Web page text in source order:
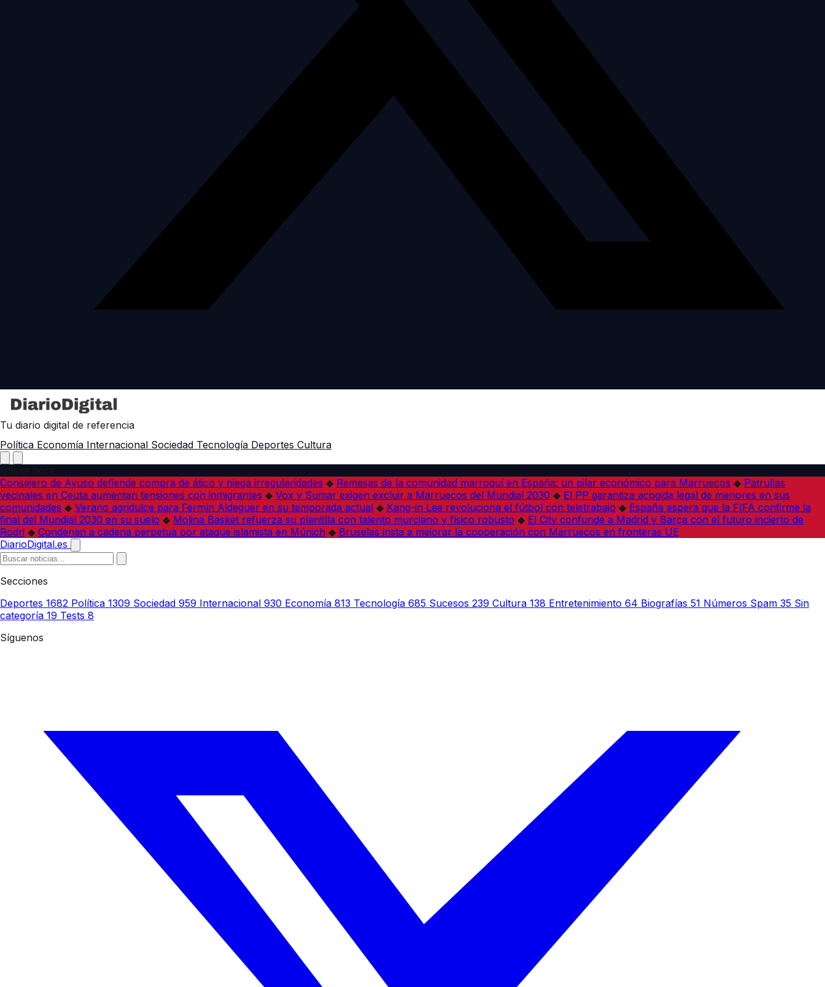
Tu diario digital de referencia
Política Economía Internacional Sociedad Tecnología Deportes Cultura
Consejero de Ayuso defiende compra de ático y niega irregularidades ◆ Remesas de la comunidad marroquí en España: un pilar económico para Marruecos ◆ Patrullas
vecinales en Ceuta aumentan tensiones con inmigrantes ◆ Vox y Sumar exigen excluir a Marruecos del Mundial 2030 ◆ El PP garantiza acogida legal de menores en sus
comunidades ◆ Verano agridulce para Fermín Aldeguer en su temporada actual ◆ Kang-in Lee revoluciona el fútbol con teletrabajo ◆ España espera que la FIFA confirme la
final del Mundial 2030 en su suelo ◆ Molina Basket refuerza su plantilla con talento murciano y físico robusto ◆ El City confunde a Madrid y Barça con el futuro incierto de
Rodri ◆ Condenan a cadena perpetua por ataque islamista en Múnich ◆ Bruselas insta a mejorar la cooperación con Marruecos en fronteras UE
DiarioDigital.es
Secciones
Deportes 1682 Política 1309 Sociedad 959 Internacional 930 Economía 813 Tecnología 685 Sucesos 239 Cultura 138 Entretenimiento 64 Biografías 51 Números Spam 35 Sin
categoría 19 Tests 8
Síguenos